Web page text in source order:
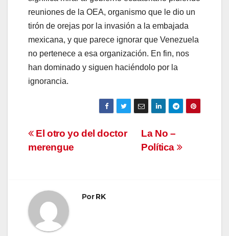
reuniones de la OEA, organismo que le dio un
tirón de orejas por la invasión a la embajada
mexicana, y que parece ignorar que Venezuela
no pertenece a esa organización. En fin, nos
han dominado y siguen haciéndolo por la
ignorancia.
Navegación
de
La No –
Política
El otro yo del doctor
merengue
PorRK